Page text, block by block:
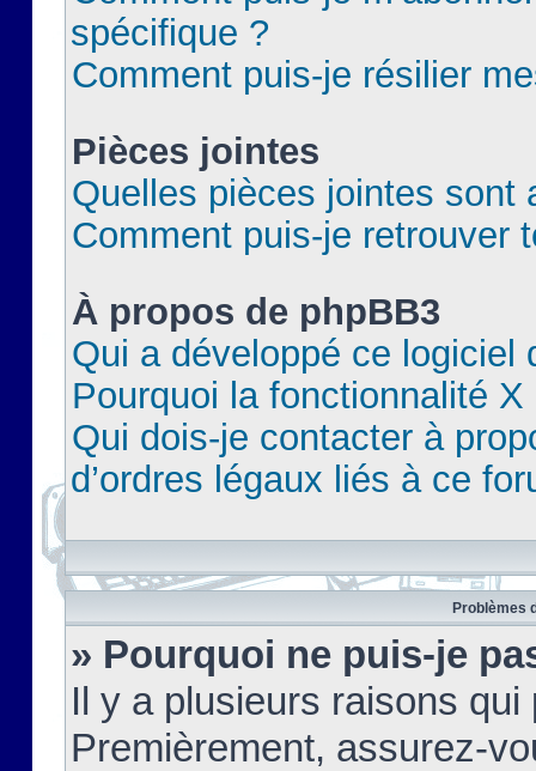
spécifique ?
Comment puis-je résilier
Pièces jointes
Quelles pièces jointes sont
Comment puis-je retrouver
À propos de phpBB3
Qui a développé ce logiciel
Pourquoi la fonctionnalité X
Qui dois-je contacter à
d’ordres légaux liés à ce
Problèmes
» Pourquoi ne puis-je
Il y a plusieurs raisons
Premièrement, assurez-